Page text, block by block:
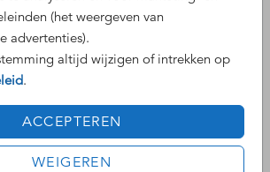
(het weergeven van
advertenties).
altijd wijzigen of intrekken op
.
ACCEPTEREN
WEIGEREN